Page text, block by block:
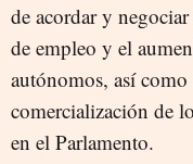
de acordar y
de empleo y el
autónomos, así
comercialización de
en el Parlamento.